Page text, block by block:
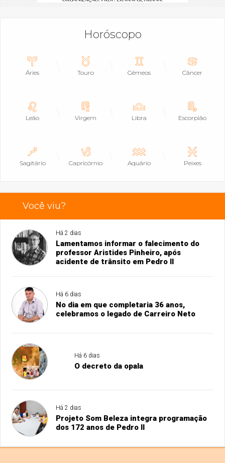
Horóscopo
Áries Touro Gêmeos Câncer
Leão Virgem Libra Escorpião
Sagitário Capricórnio Aquário Peixes
Você viu?
Há 2 dias
Lamentamos informar o falecimento do
professor Aristides Pinheiro, após
acidente de trânsito em Pedro II
Há 6 dias
No dia em que completaria 36 anos,
celebramos o legado de Carreiro Neto
Há 6 dias
O decreto da opala
Há 2 dias
Projeto Som Beleza integra programação
dos 172 anos de Pedro II